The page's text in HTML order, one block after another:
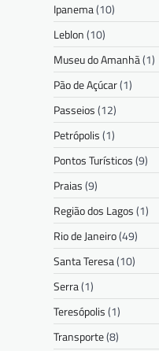
Ipanema(10)
Leblon(10)
Museu do Amanhã(1)
Pão de Açúcar(1)
Passeios(12)
Petrópolis(1)
Pontos Turísticos(9)
Praias(9)
Região dos Lagos(1)
Rio de Janeiro(49)
Santa Teresa(10)
Serra(1)
Teresópolis(1)
Transporte(8)